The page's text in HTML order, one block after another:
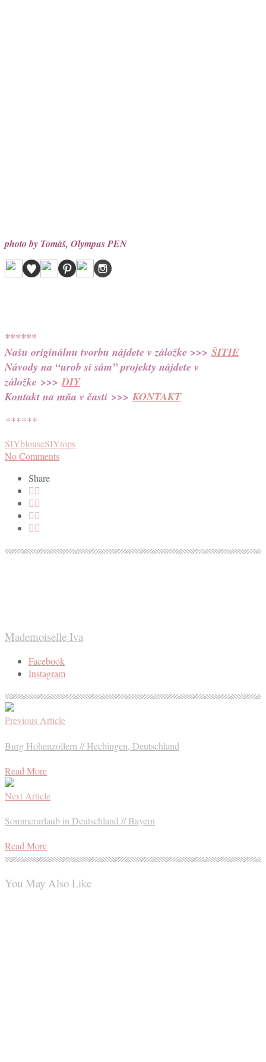
photo by Tomáš, Olympus PEN
******
Našu originálnu tvorbu nájdete v záložke >>> ŠITIE
Návody na “urob si sám” projekty nájdete v
záložke >>> DIY
Kontakt na mňa v časti >>> KONTAKT
******
SIYblouseSIYtops
No Comments
Share
Mademoiselle Iva
Facebook
Instagram
Previous Article
Burg Hohenzollern // Hechingen, Deutschland
Read More
Next Article
Sommerurlaub in Deutschland // Bayern
Read More
You May Also Like